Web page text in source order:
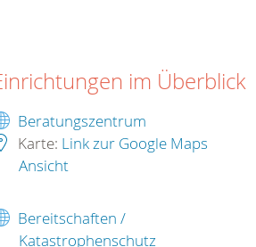
im Überblick
Beratungszentrum
Karte: Link zur Google Maps
Ansicht
Bereitschaften /
Katastrophenschutz